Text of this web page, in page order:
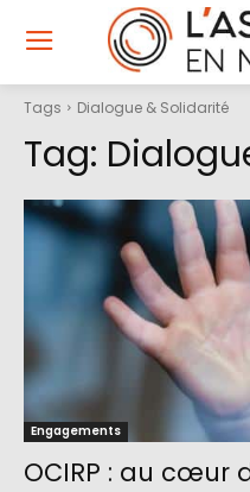
Tags Dialogue & Solidarité
Tag:
Engagements
OCIRP : au cœur